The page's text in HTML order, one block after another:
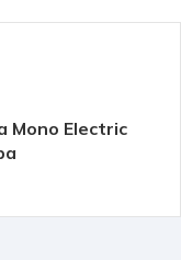
Mono Electric